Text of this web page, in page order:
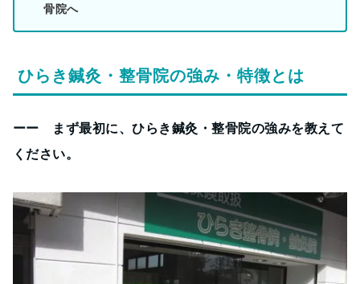
骨院へ
ひらき鍼灸・整骨院の強み・特徴とは
ーー まず最初に、ひらき鍼灸・整骨院の強みを教えて
ください。